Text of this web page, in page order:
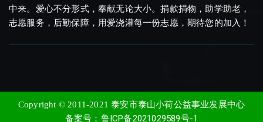
中来。爱心不分形式，奉献无论大小。捐款捐物，助学助老，
志愿服务，后勤保障，用爱浇灌每一份志愿，期待您的加入！
Copyright © 2011-2021泰安市泰山小荷公益事业发展中心
备案号： 鲁ICP备2021029589号-1